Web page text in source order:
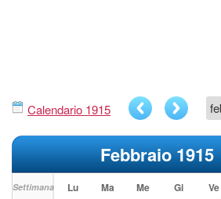
Calendario 1915
Febbraio 1915
Settimana Lu Ma Me Gi Ve